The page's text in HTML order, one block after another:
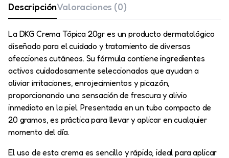
DescripciónValoraciones (0)
La DKG Crema Tópica 20gr es un producto dermatológico
diseñado para el cuidado y tratamiento de diversas
afecciones cutáneas. Su fórmula contiene ingredientes
activos cuidadosamente seleccionados que ayudan a
aliviar irritaciones, enrojecimientos y picazón,
proporcionando una sensación de frescura y alivio
inmediato en la piel. Presentada en un tubo compacto de
20 gramos, es práctica para llevar y aplicar en cualquier
momento del día.
El uso de esta crema es sencillo y rápido, ideal para aplicar